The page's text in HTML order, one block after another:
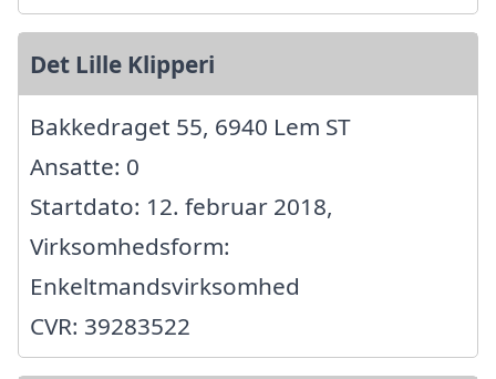
Det Lille Klipperi
Bakkedraget 55, 6940 Lem ST
Ansatte: 0
Startdato: 12. februar 2018,
Virksomhedsform:
Enkeltmandsvirksomhed
CVR: 39283522